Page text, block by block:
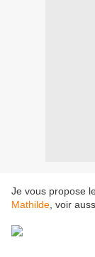
Je vous propose
Mathilde , voir